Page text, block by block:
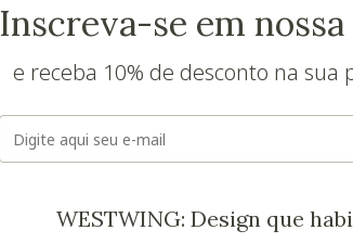
Inscreva-se em nossa
e receba 10% de desconto na
WESTWING: Design que